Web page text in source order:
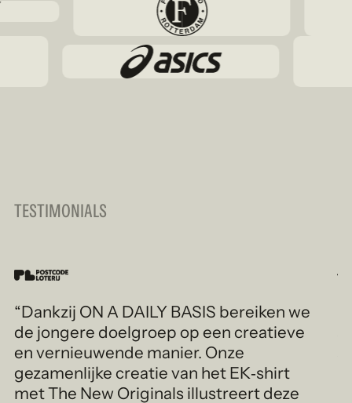
TESTIMONIALS
“Dankzij ON A DAILY BASIS bereiken we
de jongere doelgroep op een creatieve
en vernieuwende manier. Onze
gezamenlijke creatie van het EK‑shirt
met The New Originals illustreert deze